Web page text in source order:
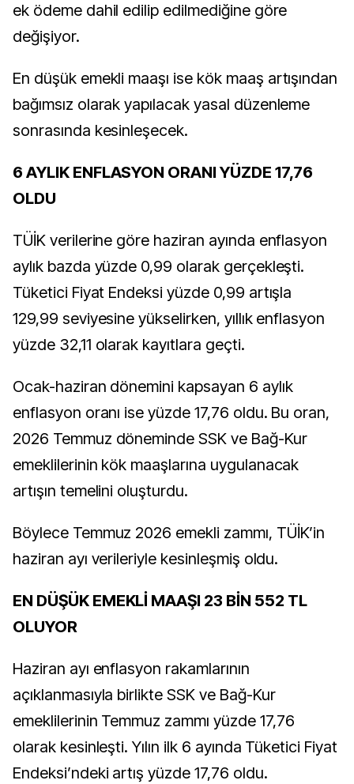
ek ödeme dahil edilip edilmediğine göre
değişiyor.
En düşük emekli maaşı ise kök maaş artışından
bağımsız olarak yapılacak yasal düzenleme
sonrasında kesinleşecek.
6 AYLIK ENFLASYON ORANI YÜZDE 17,76
OLDU
TÜİK verilerine göre haziran ayında enflasyon
aylık bazda yüzde 0,99 olarak gerçekleşti.
Tüketici Fiyat Endeksi yüzde 0,99 artışla
129,99 seviyesine yükselirken, yıllık enflasyon
yüzde 32,11 olarak kayıtlara geçti.
Ocak-haziran dönemini kapsayan 6 aylık
enflasyon oranı ise yüzde 17,76 oldu. Bu oran,
2026 Temmuz döneminde SSK ve Bağ-Kur
emeklilerinin kök maaşlarına uygulanacak
artışın temelini oluşturdu.
Böylece Temmuz 2026 emekli zammı, TÜİK’in
haziran ayı verileriyle kesinleşmiş oldu.
EN DÜŞÜK EMEKLİ MAAŞI 23 BİN 552 TL
OLUYOR
Haziran ayı enflasyon rakamlarının
açıklanmasıyla birlikte SSK ve Bağ-Kur
emeklilerinin Temmuz zammı yüzde 17,76
olarak kesinleşti. Yılın ilk 6 ayında Tüketici Fiyat
Endeksi’ndeki artış yüzde 17,76 oldu.